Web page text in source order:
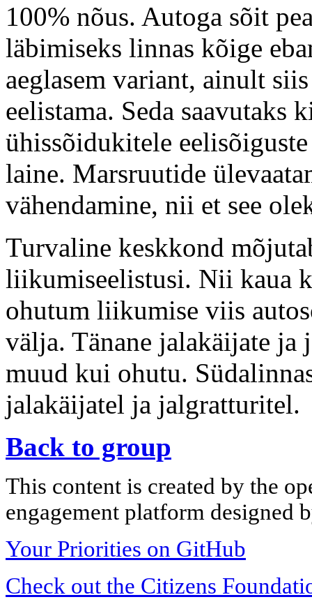
100% nõus. Autoga sõit
läbimiseks linnas kõige
aeglasem variant, ainult
eelistama. Seda saavutaks
ühissõidukitele
laine. Marsruutide
vähendamine, nii et see
Turvaline keskkond
liikumiseelistusi. Nii kaua
ohutum liikumise viis
välja. Tänane jalakäijate
muud kui ohutu.
jalakäijatel ja jalgratturitel.
Back to group
This content is created by the
engagement platform designed
Your Priorities on GitHub
Check out the Citizens